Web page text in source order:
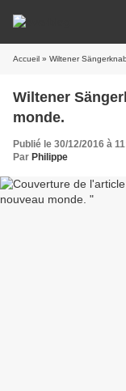
Accueil » Wiltener
Wiltener
monde.
Publié le 30/12/2016 à
Par Philippe